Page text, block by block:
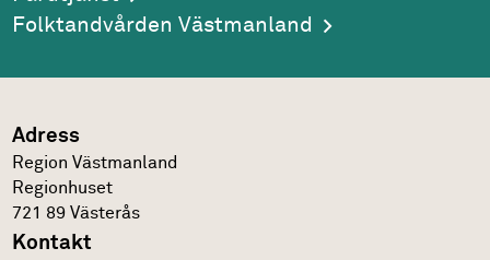
Folktandvården Västmanland
Adress
Region Västmanland
Regionhuset
721 89 Västerås
Kontakt